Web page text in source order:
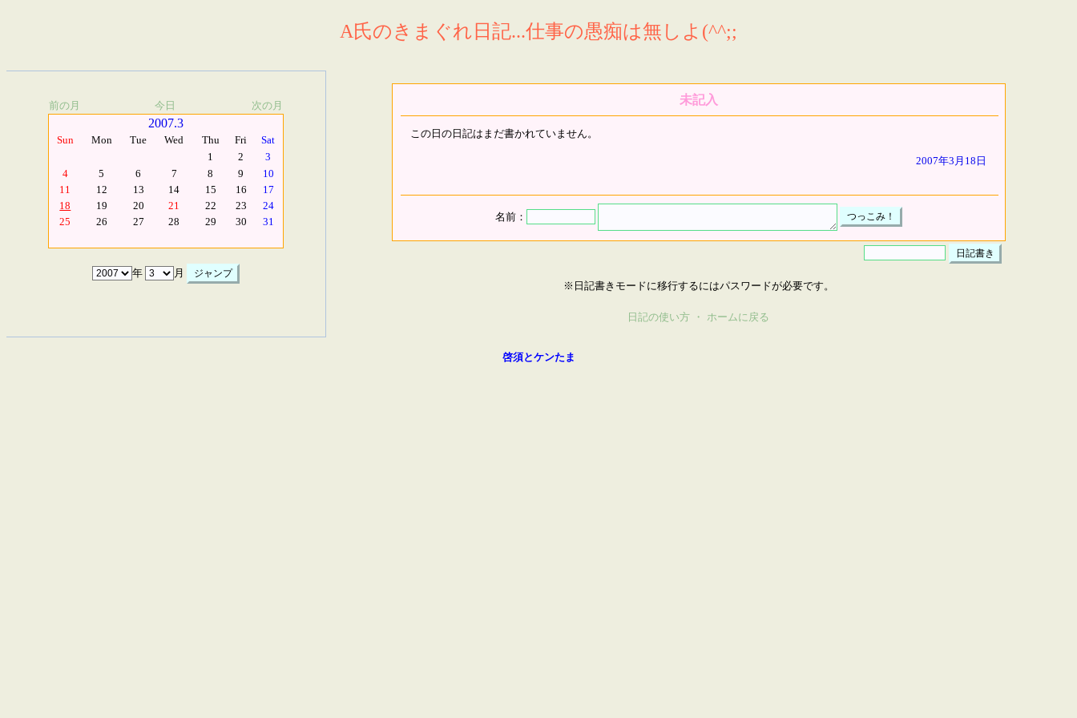
A氏のきまぐれ日記...仕事の愚痴は無しよ(^^;;
前の月 今日 次の月
2007.3
Sun Mon Tue Wed Thu Fri
Sat
1
2
3
4
5 6 7 8 9
10
11
12 13 14 15 16
17
18
19 20 21 22 23
24
25
26 27 28 29 30 31
年 月
未記入
この日の日記はまだ書かれていません。
2007年3月18日
名前：
※日記書きモードに移行するにはパスワードが必要です。
日記の使い方 ・ ホームに戻る
啓須とケンたま